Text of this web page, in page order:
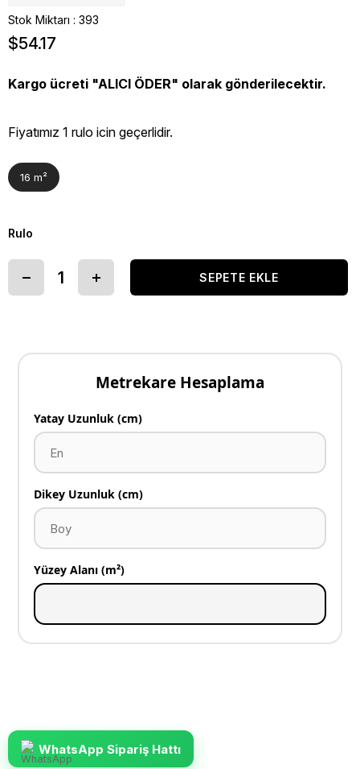
Stok Miktarı : 393
$54.17
Kargo ücreti "ALICI ÖDER" olarak gönderilecektir.
Fiyatımız 1 rulo icin geçerlidir.
16 m²
Rulo
Metrekare Hesaplama
Yatay Uzunluk (cm)
Dikey Uzunluk (cm)
Yüzey Alanı (m²)
WhatsApp Sipariş Hattı